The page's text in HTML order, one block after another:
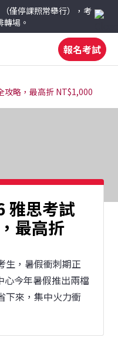
（僅停課照常舉行），考
場。
報名考試
攻略，最高折 NT$1,000
雅思考試
最高折
生，暑假衝刺期正
心今年暑假推出兩檔
下來，集中火力衝